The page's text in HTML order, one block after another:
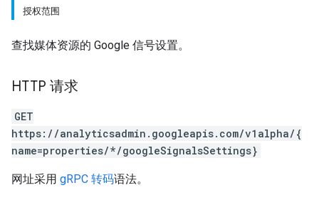
授权范围
查找媒体资源的 Google 信号设置。
HTTP 请求
GET
https://analyticsadmin.googleapis.com/v1alpha/{
name=properties/*/googleSignalsSettings}
网址采用 gRPC 转码语法。